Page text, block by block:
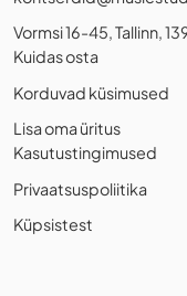
Vormsi 16-45, Tallinn,
Kuidas osta
Korduvad küsimused
Lisa oma üritus
Kasutustingimused
Privaatsuspoliitika
Küpsistest